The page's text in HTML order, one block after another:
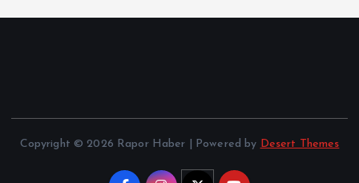
Copyright © 2026 Rapor Haber | Powered by Desert Themes